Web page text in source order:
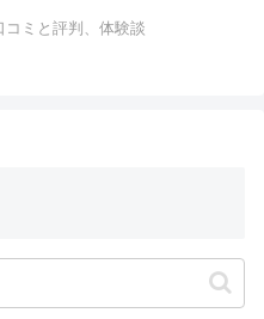
ミと評判、体験談